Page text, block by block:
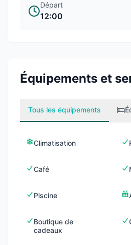
Départ
12:00
Équipements et
Tous les équipements
Climatisation
Café
Piscine
Boutique de
cadeaux